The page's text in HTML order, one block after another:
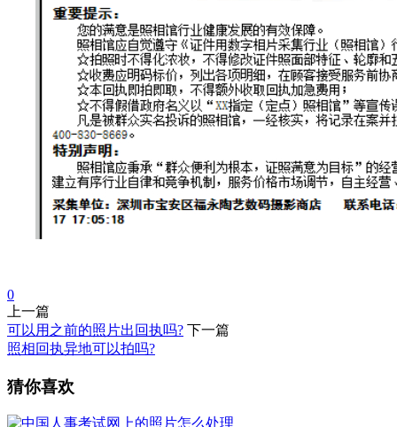
0
上一篇
可以用之前的照片出回执吗? 下一篇
照相回执异地可以拍吗?
猜你喜欢